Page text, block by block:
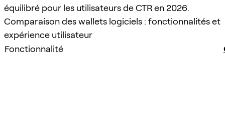
équilibré pour les utilisateurs de CTR en 2026.
Comparaison des wallets logiciels : fonctionnalités et
expérience utilisateur
Fonctionnalité